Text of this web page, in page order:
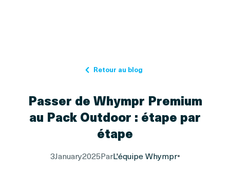
Retour au blog
Passer de Whympr Premium
au Pack Outdoor : étape par
étape
ParL'équipe Whympr•
3January2025